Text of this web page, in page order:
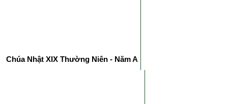
Chúa Nhật XIX Thường Niên - Năm A